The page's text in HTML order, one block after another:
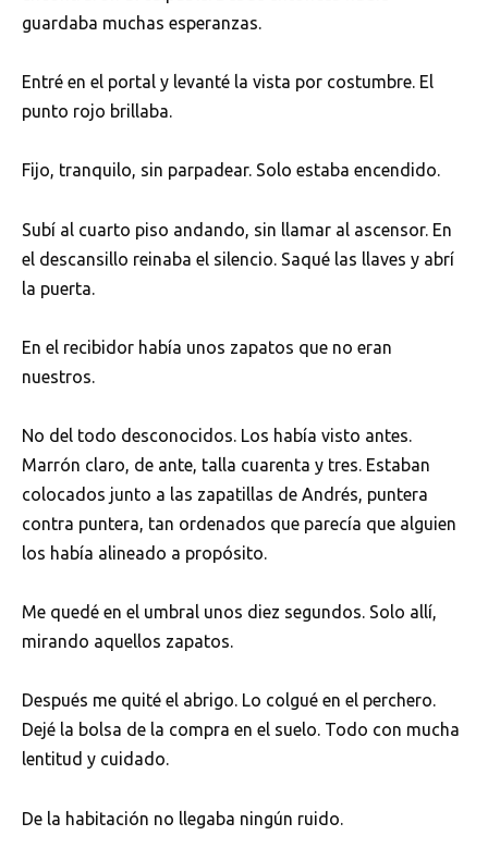
guardaba muchas esperanzas.
Entré en el portal y levanté la vista por costumbre. El
punto rojo brillaba.
Fijo, tranquilo, sin parpadear. Solo estaba encendido.
Subí al cuarto piso andando, sin llamar al ascensor. En
el descansillo reinaba el silencio. Saqué las llaves y abrí
la puerta.
En el recibidor había unos zapatos que no eran
nuestros.
No del todo desconocidos. Los había visto antes.
Marrón claro, de ante, talla cuarenta y tres. Estaban
colocados junto a las zapatillas de Andrés, puntera
contra puntera, tan ordenados que parecía que alguien
los había alineado a propósito.
Me quedé en el umbral unos diez segundos. Solo allí,
mirando aquellos zapatos.
Después me quité el abrigo. Lo colgué en el perchero.
Dejé la bolsa de la compra en el suelo. Todo con mucha
lentitud y cuidado.
De la habitación no llegaba ningún ruido.